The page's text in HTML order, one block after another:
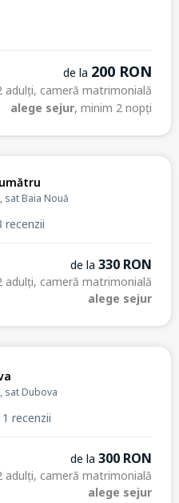
de la 200 RON
adulți, cameră matrimonială
alege sejur, minim 2 nopți
sat Baia Nouă
recenzii
de la 330 RON
adulți, cameră matrimonială
alege sejur
sat Dubova
recenzii
de la 300 RON
adulți, cameră matrimonială
alege sejur